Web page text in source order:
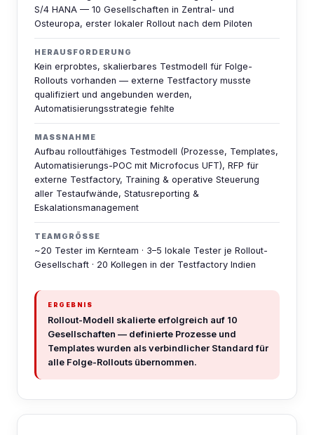
S/4 HANA — 10 Gesellschaften in Zentral- und
Osteuropa, erster lokaler Rollout nach dem Piloten
HERAUSFORDERUNG
Kein erprobtes, skalierbares Testmodell für Folge-
Rollouts vorhanden — externe Testfactory musste
qualifiziert und angebunden werden,
Automatisierungsstrategie fehlte
MASSNAHME
Aufbau rolloutfähiges Testmodell (Prozesse, Templates,
Automatisierungs-POC mit Microfocus UFT), RFP für
externe Testfactory, Training & operative Steuerung
aller Testaufwände, Statusreporting &
Eskalationsmanagement
TEAMGRÖSSE
~20 Tester im Kernteam · 3–5 lokale Tester je Rollout-
Gesellschaft · 20 Kollegen in der Testfactory Indien
ERGEBNIS
Rollout-Modell skalierte erfolgreich auf 10
Gesellschaften — definierte Prozesse und
Templates wurden als verbindlicher Standard für
alle Folge-Rollouts übernommen.